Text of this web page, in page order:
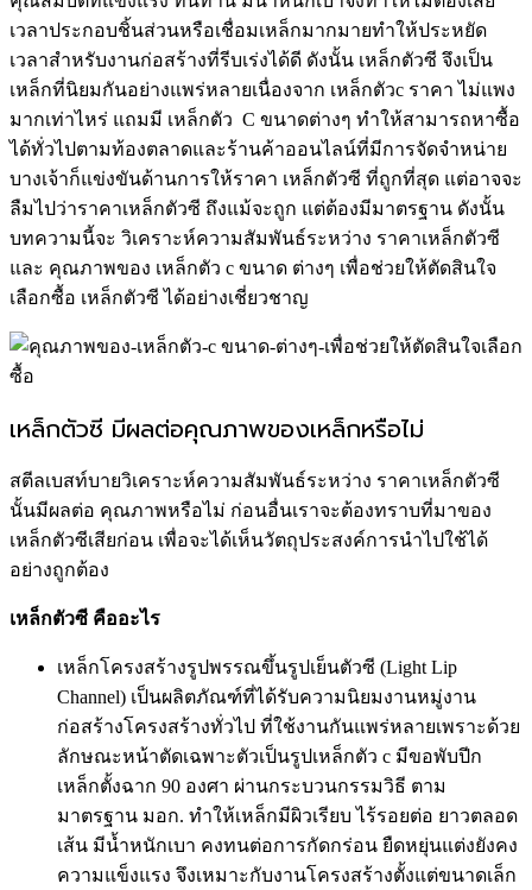
เวลาประกอบชิ้นส่วนหรือเชื่อมเหล็กมากมายทำให้ประหยัด
เวลาสำหรับงานก่อสร้างที่รีบเร่งได้ดี ดังนั้น เหล็กตัวซี จึงเป็น
เหล็กที่นิยมกันอย่างแพร่หลายเนื่องจาก เหล็กตัวc ราคา ไม่แพง
มากเท่าไหร่ แถมมี เหล็กตัว C ขนาดต่างๆ ทำให้สามารถหาซื้อ
ได้ทั่วไปตามท้องตลาดและร้านค้าออนไลน์ที่มีการจัดจำหน่าย
บางเจ้าก็แข่งขันด้านการให้ราคา เหล็กตัวซี ที่ถูกที่สุด แต่อาจจะ
ลืมไปว่าราคาเหล็กตัวซี ถึงแม้จะถูก แต่ต้องมีมาตรฐาน ดังนั้น
บทความนี้จะ วิเคราะห์ความสัมพันธ์ระหว่าง ราคาเหล็กตัวซี
และ คุณภาพของ เหล็กตัว c ขนาด ต่างๆ เพื่อช่วยให้ตัดสินใจ
เลือกซื้อ เหล็กตัวซี ได้อย่างเชี่ยวชาญ
เหล็กตัวซี มีผลต่อคุณภาพของเหล็กหรือไม่
สตีลเบสท์บายวิเคราะห์ความสัมพันธ์ระหว่าง ราคาเหล็กตัวซี
นั้นมีผลต่อ คุณภาพหรือไม่ ก่อนอื่นเราจะต้องทราบที่มาของ
เหล็กตัวซีเสียก่อน เพื่อจะได้เห็นวัตถุประสงค์การนำไปใช้ได้
อย่างถูกต้อง
เหล็กตัวซี คืออะไร
เหล็กโครงสร้างรูปพรรณขึ้นรูปเย็นตัวซี (Light Lip
Channel) เป็นผลิตภัณฑ์ที่ได้รับความนิยมงานหมู่งาน
ก่อสร้างโครงสร้างทั่วไป ที่ใช้งานกันแพร่หลายเพราะด้วย
ลักษณะหน้าตัดเฉพาะตัวเป็นรูปเหล็กตัว c มีขอพับปีก
เหล็กตั้งฉาก 90 องศา ผ่านกระบวนกรรมวิธี ตาม
มาตรฐาน มอก. ทำให้เหล็กมีผิวเรียบ ไร้รอยต่อ ยาวตลอด
เส้น มีน้ำหนักเบา คงทนต่อการกัดกร่อน ยืดหยุ่นแต่งยังคง
ความแข็งแรง จึงเหมาะกับงานโครงสร้างตั้งแต่ขนาดเล็ก